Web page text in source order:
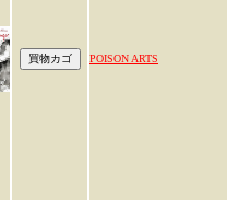
POISON ARTS